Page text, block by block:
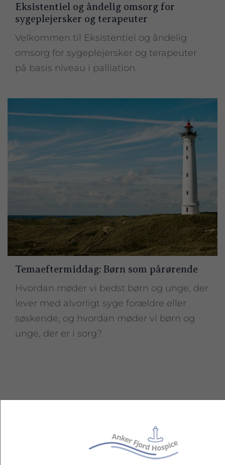
Eksistentiel og åndelig omsorg for
sygeplejersker og terapeuter
Velkommen til Eksistentiel og åndelig
omsorg for sygeplejersker og terapeuter
på basis niveau i palliation.
Temaeftermiddag: Børn som pårørende
Hvordan møder vi bedst børn og unge, der
lever med alvorligt syge forældre eller
søskende, og hvordan møder vi børn og
unge, der er i sorg?
Vi ved, at hvert kursushold har forskellige